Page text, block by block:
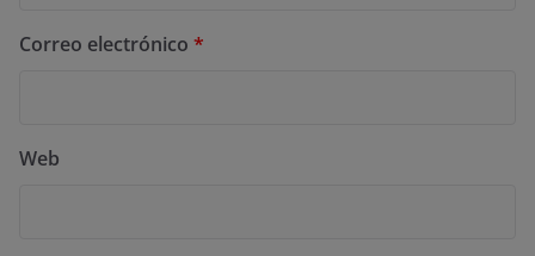
Correo electrónico *
Web